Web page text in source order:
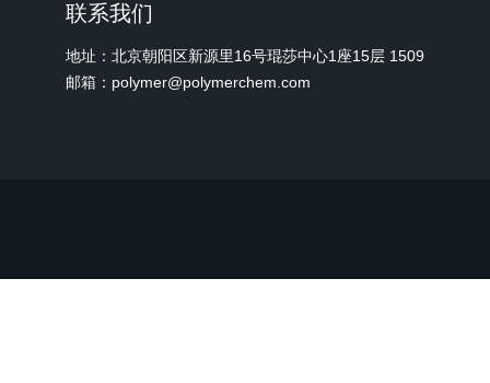
联系我们
地址：北京朝阳区新源里16号琨莎中心1座15层 1509
邮箱：polymer@polymerchem.com